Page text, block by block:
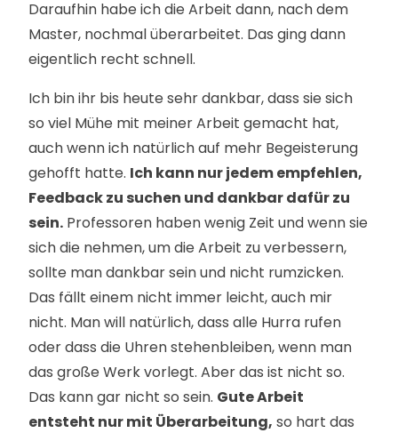
Daraufhin habe ich die Arbeit dann, nach dem
Master, nochmal überarbeitet. Das ging dann
eigentlich recht schnell.
Ich bin ihr bis heute sehr dankbar, dass sie sich
so viel Mühe mit meiner Arbeit gemacht hat,
auch wenn ich natürlich auf mehr Begeisterung
gehofft hatte. Ich kann nur jedem empfehlen,
Feedback zu suchen und dankbar dafür zu
sein. Professoren haben wenig Zeit und wenn sie
sich die nehmen, um die Arbeit zu verbessern,
sollte man dankbar sein und nicht rumzicken.
Das fällt einem nicht immer leicht, auch mir
nicht. Man will natürlich, dass alle Hurra rufen
oder dass die Uhren stehenbleiben, wenn man
das große Werk vorlegt. Aber das ist nicht so.
Das kann gar nicht so sein. Gute Arbeit
entsteht nur mit Überarbeitung, so hart das